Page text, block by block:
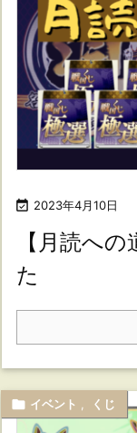
 2023年4月10日
【月読へ
た
 イベント くじ